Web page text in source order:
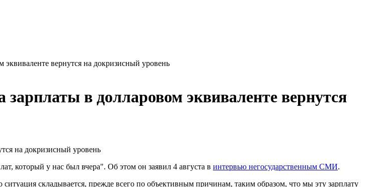
эквиваленте вернутся на докризисный уровень
зарплаты в долларовом эквиваленте вернутся
который у нас был вчера". Об этом он заявил 4 августа в интервью негосударственным СМИ.
складывается, прежде всего по объективным причинам, таким образом, что мы эту зарплату